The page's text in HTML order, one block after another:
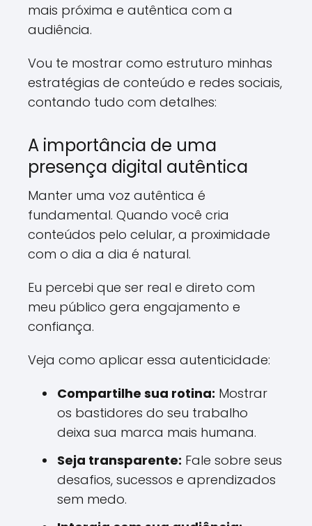
mais próxima e autêntica com a
audiência.
Vou te mostrar como estruturo minhas
estratégias de conteúdo e redes sociais,
contando tudo com detalhes:
A importância de uma
presença digital autêntica
Manter uma voz autêntica é
fundamental. Quando você cria
conteúdos pelo celular, a proximidade
com o dia a dia é natural.
Eu percebi que ser real e direto com
meu público gera engajamento e
confiança.
Veja como aplicar essa autenticidade:
Compartilhe sua rotina: Mostrar
os bastidores do seu trabalho
deixa sua marca mais humana.
Seja transparente: Fale sobre seus
desafios, sucessos e aprendizados
sem medo.